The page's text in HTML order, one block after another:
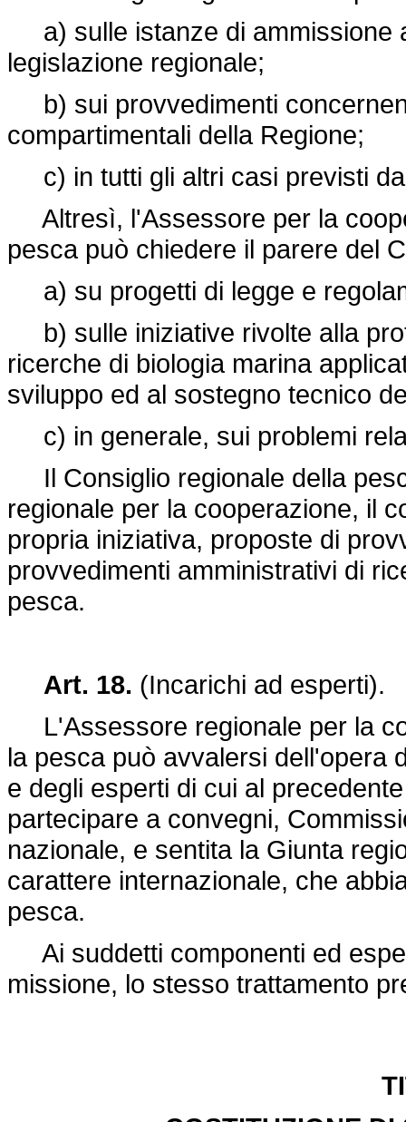
a) sulle istanze di ammissione
legislazione regionale;
b) sui provvedimenti
compartimentali della Regione;
c) in tutti gli altri casi previsti
Altresì, l'Assessore per la
pesca può chiedere il parere del
a) su progetti di legge e
b) sulle iniziative rivolte alla
ricerche di biologia marina
sviluppo ed al sostegno tecnico
c) in generale, sui problemi
Il Consiglio regionale della
regionale per la cooperazione, il
propria iniziativa, proposte di
provvedimenti amministrativi di
pesca.
Art. 18. (Incarichi ad esperti).
L'Assessore regionale per la
la pesca può avvalersi dell'opera
e degli esperti di cui al
partecipare a convegni,
nazionale, e sentita la Giunta
carattere internazionale, che
pesca.
Ai suddetti componenti ed
missione, lo stesso trattamento